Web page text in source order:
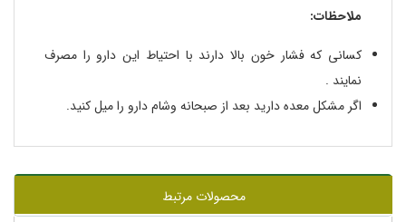
ملاحظات:
کسانی که فشار خون بالا دارند با احتیاط این دارو را مصرف
نمایند .
اگر مشکل معده دارید بعد از صبحانه وشام دارو را میل کنید.
محصولات مرتبط